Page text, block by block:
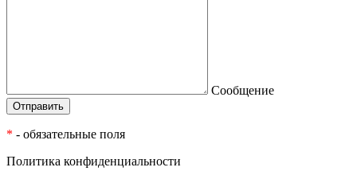
Сообщение
* - обязательные поля
Политика конфиденциальности